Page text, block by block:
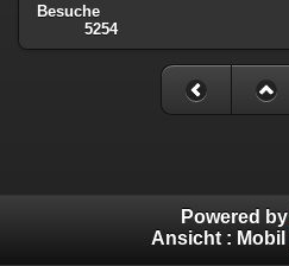
Besuche
5254
Powered by
Ansicht : Mobil